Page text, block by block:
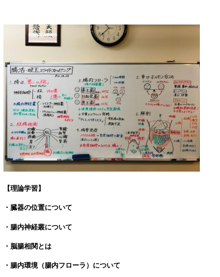
【理論学習】
・臓器の位置について
・腸内神経叢について
・脳腸相関とは
・腸内環境（腸内フローラ）について